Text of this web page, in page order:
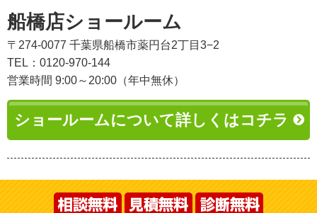
船橋店ショールーム
〒274-0077 千葉県船橋市薬円台2丁目3−2
TEL：0120-970-144
営業時間 9:00～20:00（年中無休）
ショールームについて詳しくはコチラ